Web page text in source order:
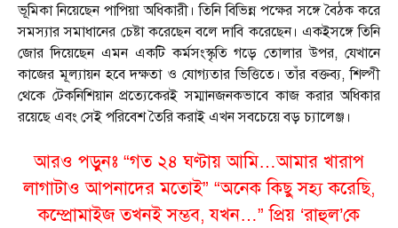
ভূমিকা নিয়েছেন পাপিয়া অধিকারী। তিনি বিভিন্ন পক্ষের সঙ্গে বৈঠক করে
সমস্যার সমাধানের চেষ্টা করেছেন বলে দাবি করেছেন। একইসঙ্গে তিনি
জোর দিয়েছেন এমন একটি কর্মসংস্কৃতি গড়ে তোলার উপর, যেখানে
কাজের মূল্যায়ন হবে দক্ষতা ও যোগ্যতার ভিত্তিতে। তাঁর বক্তব্য, শিল্পী
থেকে টেকনিশিয়ান প্রত্যেকেরই সম্মানজনকভাবে কাজ করার অধিকার
রয়েছে এবং সেই পরিবেশ তৈরি করাই এখন সবচেয়ে বড় চ্যালেঞ্জ।
আরও পড়ুনঃ “গত ২৪ ঘণ্টায় আমি…আমার খারাপ
লাগাটাও আপনাদের মতোই” “অনেক কিছু সহ্য করেছি,
কম্প্রোমাইজ তখনই সম্ভব, যখন…” প্রিয় ‘রাহুল’কে